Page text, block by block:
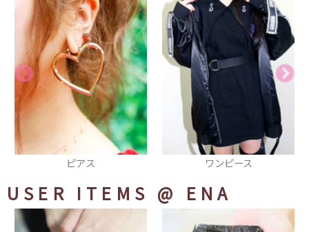
ワンピース レースアップシューズ
USER ITEMS @ ENA